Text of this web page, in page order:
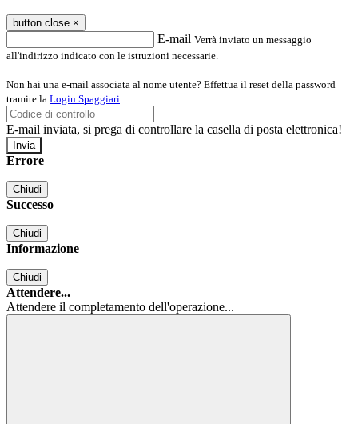
button close ×
E-mail Verrà inviato un messaggio
all'indirizzo indicato con le istruzioni necessarie.
Non hai una e-mail associata al nome utente? Effettua il reset della password
tramite la Login Spaggiari
E-mail inviata, si prega di controllare la casella di posta elettronica!
Errore
Chiudi
Successo
Chiudi
Informazione
Chiudi
Attendere...
Attendere il completamento dell'operazione...